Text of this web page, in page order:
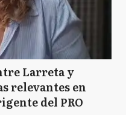
Larreta y
relevantes en
del PRO